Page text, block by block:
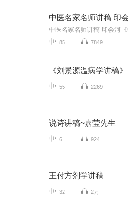
中医名家名师讲稿 印
中医名家名师讲稿 印会河
85 7849
《刘景源温病学讲稿》
55 2269
说诗讲稿~嘉莹先生
6 924
王付方剂学讲稿
32 2万